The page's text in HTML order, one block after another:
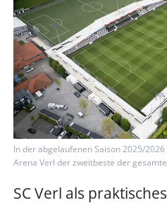
In der abgelaufenen Saison 2025/
Arena Verl der zweitbeste der
SC Verl als